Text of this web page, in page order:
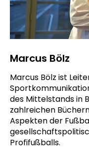
Marcus Bölz
Marcus Bölz ist
des Mittelstands in
zahlreichen
Aspekten der
Profifußballs.